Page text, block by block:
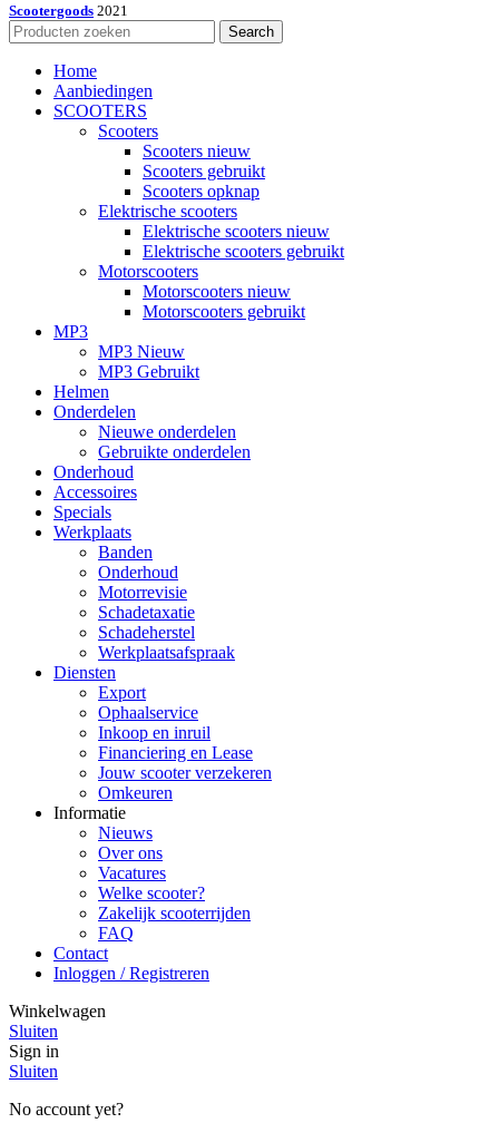
Scootergoods 2021
Search
Home
Aanbiedingen
SCOOTERS
Scooters
Scooters nieuw
Scooters gebruikt
Scooters opknap
Elektrische scooters
Elektrische scooters nieuw
Elektrische scooters gebruikt
Motorscooters
Motorscooters nieuw
Motorscooters gebruikt
MP3
MP3 Nieuw
MP3 Gebruikt
Helmen
Onderdelen
Nieuwe onderdelen
Gebruikte onderdelen
Onderhoud
Accessoires
Specials
Werkplaats
Banden
Onderhoud
Motorrevisie
Schadetaxatie
Schadeherstel
Werkplaatsafspraak
Diensten
Export
Ophaalservice
Inkoop en inruil
Financiering en Lease
Jouw scooter verzekeren
Omkeuren
Informatie
Nieuws
Over ons
Vacatures
Welke scooter?
Zakelijk scooterrijden
FAQ
Contact
Inloggen / Registreren
Winkelwagen
Sluiten
Sign in
Sluiten
No account yet?